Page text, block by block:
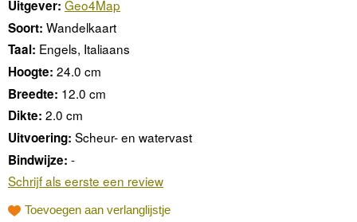
Uitgever: Geo4Map
Soort: Wandelkaart
Taal: Engels, Italiaans
Hoogte: 24.0 cm
Breedte: 12.0 cm
Dikte: 2.0 cm
Uitvoering: Scheur- en watervast
Bindwijze: -
Schrijf als eerste een review
Toevoegen aan verlanglijstje